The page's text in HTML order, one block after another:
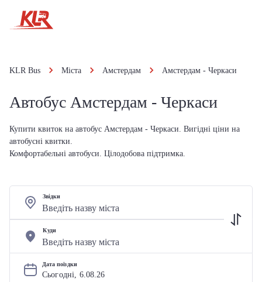
KLR Bus Міста Амстердам Амстердам - Черкаси
Автобус Амстердам - Черкаси
Купити квиток на автобус Амстердам - Черкаси. Вигідні ціни на
автобусні квитки.
Комфортабельні автобуси. Цілодобова підтримка.
Звідки
Куди
Дата поїздки
Сьогодні, 6.08.26